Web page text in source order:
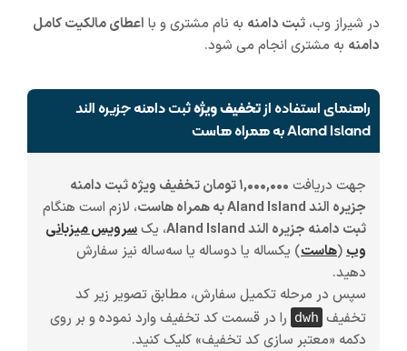
در شیراز وب، ثبت دامنه به نام مشتری و با اعطای مالکیت کامل
دامنه به مشتری انجام می شود.
راهنمای استفاده ازتخفیف ویژهثبت دامنه جزیره الند
Aland Island به همراه هاست
جهت دریافت
۱,۰۰۰,۰۰۰ تومان تخفیف ویژه ثبت دامنه
جزیره الند Aland Island به همراه هاست
، لازم است هنگام
ثبت دامنه جزیره الند Aland Island
، یکسرویس میزبانی
وب(هاست) یکساله یا دوساله یا سه‌ساله نیز سفارش
دهید.
سپس در مرحله تکمیل سفارش، مطابق تصویر زیر کد
تخفیف dwh را در قسمت کد تخفیف وارد نموده و بر روی
دکمه «معتبر سازی کد تخفیف» کلیک کنید.